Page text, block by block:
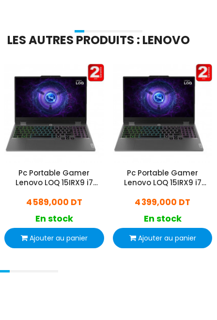
LES AUTRES PRODUITS : LENOVO
Pc Portable Gamer
Lenovo LOQ 15IRX9 i7
Windows 11
4 589,000 DT
En stock
Ajouter au panier
Pc Portable Gamer
Lenovo LOQ 15IRX9 i7
Windows 11
4 399,000 DT
En stock
Ajouter au panier